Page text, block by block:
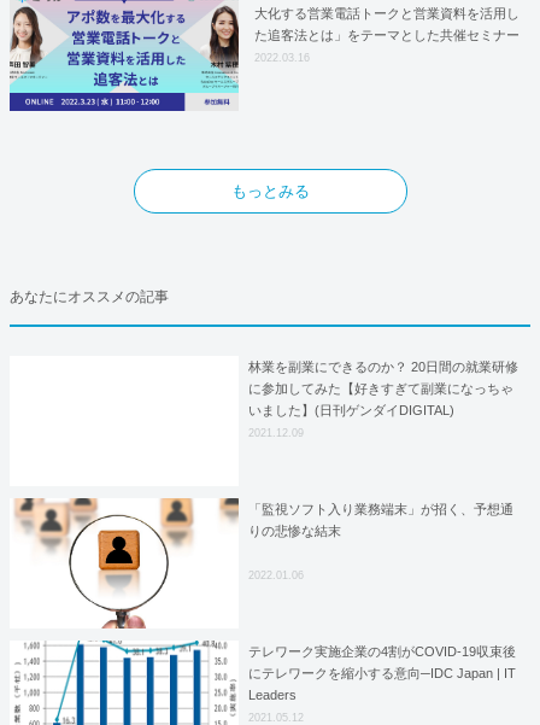
大化する営業電話トークと営業資料を活用し
た追客法とは」をテーマとした共催セミナー
を開催！
2022.03.16
もっとみる
あなたにオススメの記事
林業を副業にできるのか？ 20日間の就業研修
に参加してみた【好きすぎて副業になっちゃ
いました】(日刊ゲンダイDIGITAL)
2021.12.09
「監視ソフト入り業務端末」が招く、予想通
りの悲惨な結末
2022.01.06
テレワーク実施企業の4割がCOVID-19収束後
にテレワークを縮小する意向─IDC Japan | IT
Leaders
2021.05.12